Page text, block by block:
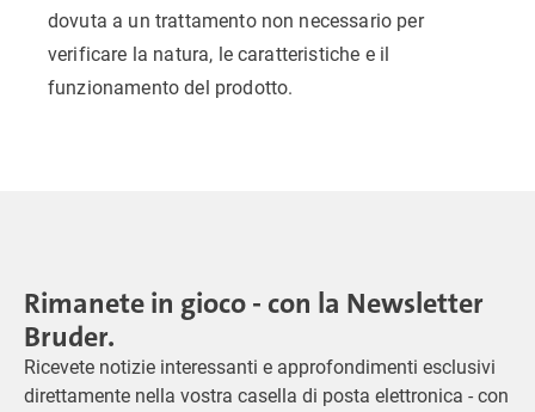
dovuta a un trattamento non necessario per
verificare la natura, le caratteristiche e il
funzionamento del prodotto.
Rimanete in gioco - con la Newsletter
Bruder.
Ricevete notizie interessanti e approfondimenti esclusivi
direttamente nella vostra casella di posta elettronica - con